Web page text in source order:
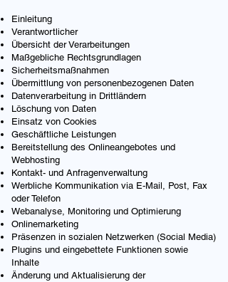
Einleitung
Verantwortlicher
Übersicht der Verarbeitungen
Maßgebliche Rechtsgrundlagen
Sicherheitsmaßnahmen
Übermittlung von personenbezogenen Daten
Datenverarbeitung in Drittländern
Löschung von Daten
Einsatz von Cookies
Geschäftliche Leistungen
Bereitstellung des Onlineangebotes und
Webhosting
Kontakt- und Anfragenverwaltung
Werbliche Kommunikation via E-Mail, Post, Fax
oder Telefon
Webanalyse, Monitoring und Optimierung
Onlinemarketing
Präsenzen in sozialen Netzwerken (Social Media)
Plugins und eingebettete Funktionen sowie
Inhalte
Änderung und Aktualisierung der